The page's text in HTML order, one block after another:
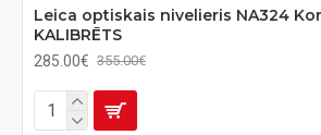
Leica optiskais nivelieris NA324
KALIBRĒTS
285.00€ 355.00€